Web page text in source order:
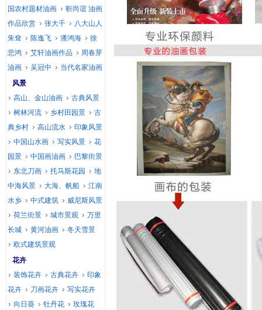
国农村题材油画
靳尚谊 油画
作品欣赏
张大千
八大山人
朱耷
陈逸飞 潘鸿海
徐
悲鸿
艾轩油画作品
周春芽
油画
吴冠中
当代名家油画
风景
高山、金山油画
古典风景
树林河流
乡村田园景
古
典乡村
高山流水
印象风景
中国山水画
写实风景
花
园景
中国画油画
巴黎街景
东北刀画
托马斯花园
地
中海风景
大海、帆船
江南
水乡
中式建筑
威尼斯风景
荷兰街景
城市景观
万里
长城
黄河油画
冬天雪景
欧式建筑景观
花卉
装饰花卉
古典花卉
印象
花卉
刀画花卉
写实花卉
向日葵
牡丹花
玫瑰花